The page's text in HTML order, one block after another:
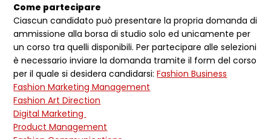
Come partecipare
Ciascun candidato può presentare la propria domanda di
ammissione alla borsa di studio solo ed unicamente per
un corso tra quelli disponibili. Per partecipare alle selezioni
è necessario inviare la domanda tramite il form del corso
per il quale si desidera candidarsi:Fashion Business
Fashion Marketing Management
Fashion Art Direction
Digital Marketing
Product Management